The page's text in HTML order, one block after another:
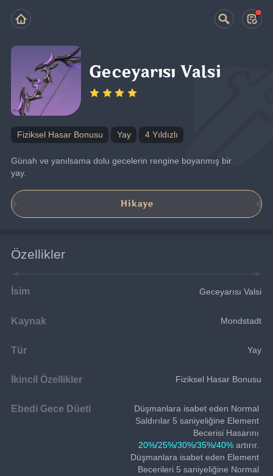
Geceyarısı Valsi
Fiziksel Hasar Bonusu Yay 4 Yıldızlı
Günah ve yanılsama dolu gecelerin rengine boyanmış bir
yay.
Hikaye
Özellikler
İsim Geceyarısı Valsi
Kaynak Mondstadt
Tür Yay
İkincil Özellikler Fiziksel Hasar Bonusu
Ebedi Gece Düeti
Düşmanlara isabet eden Normal
Saldırılar 5 saniyeliğine Element
Becerisi Hasarını
20%/25%/30%/35%/40% artırır.
Düşmanlara isabet eden Element
Becerileri 5 saniyeliğine Normal